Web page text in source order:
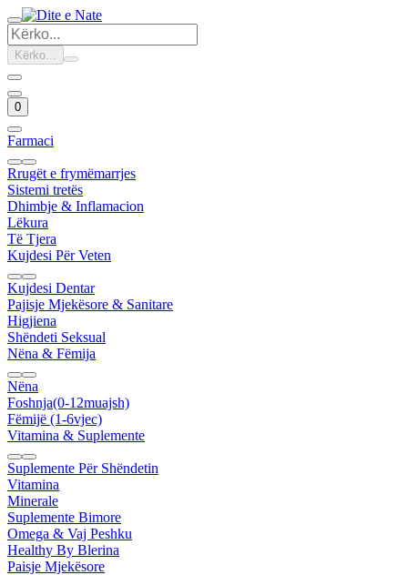
Kërko...
0
Farmaci
Rrugët e frymëmarrjes
Sistemi tretës
Dhimbje & Inflamacion
Lëkura
Të Tjera
Kujdesi Për Veten
Kujdesi Dentar
Pajisje Mjekësore & Sanitare
Higjiena
Shëndeti Seksual
Nëna & Fëmija
Nëna
Foshnja(0-12muajsh)
Fëmijë (1-6vjec)
Vitamina & Suplemente
Suplemente Për Shëndetin
Vitamina
Minerale
Suplemente Bimore
Omega & Vaj Peshku
Healthy By Blerina
Paisje Mjekësore